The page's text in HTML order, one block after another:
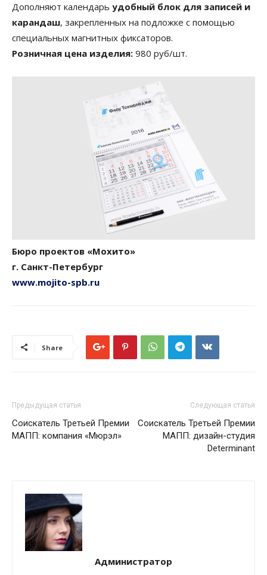
Дополняют календарь удобный блок для записей и
карандаш, закрепленных на подложке с помощью
специальных магнитных фиксаторов.
Розничная цена изделия: 980 руб/шт.
Бюро проектов «Мохито»
г. Санкт-Петербург
www.mojito-spb.ru
Share
Предыдущая статья
Соискатель Третьей Премии
МАПП: компания «Мюрэл»
Следующая статья
Соискатель Третьей Премии
МАПП: дизайн-студия
Determinant
Администратор